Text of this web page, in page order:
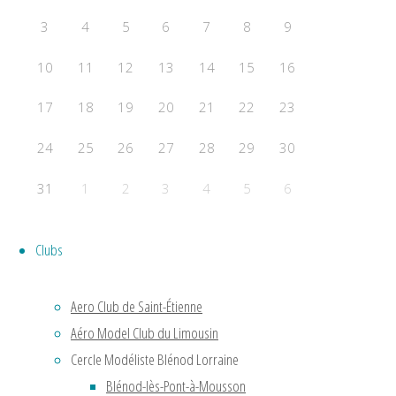
Acrobatie Nationale
COURSE
F2F – Good Year
COMBAT
Clubs
Aero Club de Saint-Étienne
Aéro Model Club du Limousin
Cercle Modéliste Blénod Lorraine
Blénod-lès-Pont-à-Mousson
3 4 5 6 7 8 9
10 11 12 13 14 15 16
17 18 19 20 21 22 23
24 25 26 27 28 29 30
31 1 2 3 4 5 6